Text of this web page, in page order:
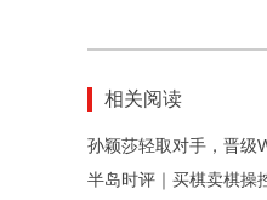
相关阅读
孙颖莎轻取对手，晋级